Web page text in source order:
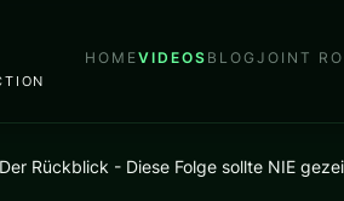
HOMEVIDEOS BLOGJOINT
Rückblick - Diese Folge sollte NIE